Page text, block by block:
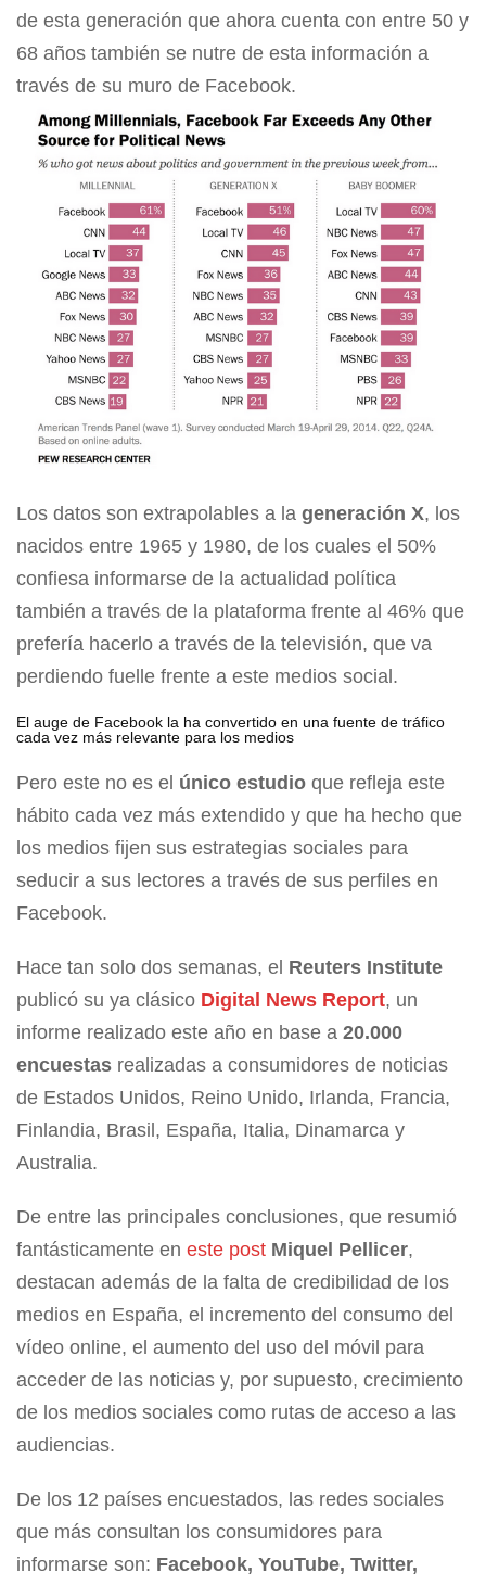
de esta generación que ahora cuenta con entre 50 y
68 años también se nutre de esta información a
través de su muro de Facebook.
Los datos son extrapolables a la generación X, los
nacidos entre 1965 y 1980, de los cuales el 50%
confiesa informarse de la actualidad política
también a través de la plataforma frente al 46% que
prefería hacerlo a través de la televisión, que va
perdiendo fuelle frente a este medios social.
El auge de Facebook la ha convertido en una fuente de tráfico
cada vez más relevante para los medios
Pero este no es el único estudio que refleja este
hábito cada vez más extendido y que ha hecho que
los medios fijen sus estrategias sociales para
seducir a sus lectores a través de sus perfiles en
Facebook.
Hace tan solo dos semanas, el Reuters Institute
publicó su ya clásico Digital News Report, un
informe realizado este año en base a 20.000
encuestas realizadas a consumidores de noticias
de Estados Unidos, Reino Unido, Irlanda, Francia,
Finlandia, Brasil, España, Italia, Dinamarca y
Australia.
De entre las principales conclusiones, que resumió
fantásticamente en este post Miquel Pellicer,
destacan además de la falta de credibilidad de los
medios en España, el incremento del consumo del
vídeo online, el aumento del uso del móvil para
acceder de las noticias y, por supuesto, crecimiento
de los medios sociales como rutas de acceso a las
audiencias.
De los 12 países encuestados, las redes sociales
que más consultan los consumidores para
informarse son: Facebook, YouTube, Twitter,